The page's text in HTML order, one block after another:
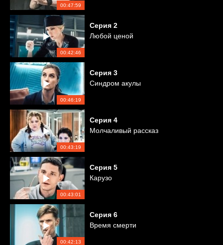
00:47:59
00:42:46
Серия 2
Любой ценой
00:46:19
Серия 3
Синдром акулы
00:43:19
Серия 4
Молчаливый рассказ
00:43:01
Серия 5
Карузо
00:42:13
Серия 6
Время смерти